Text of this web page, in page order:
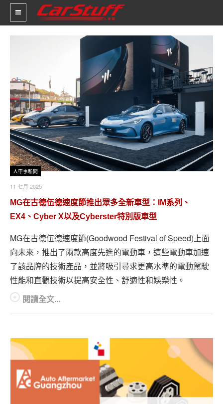
車市新聞
賽車新聞
汽車改裝
輪胎特區
促銷訊息
人車軼事
試車報導
車型比拼
兩輪世界
人車事新聞
11 七月 2025
MG在古德伍德速度節推出眾多全新車型：IM系列、
EX4、Cyber X以及Cyberster特別版車型
MG在古德伍德速度節(Goodwood Festival of Speed)上面
向未來，推出了兩款高度先進的電動車，這些電動車加速
了該品牌的技術產品，並將吸引尋求更高水準的電動駕駛
性能和直觀技術以提高安全性、舒適性和娛樂性。
閱讀全文...